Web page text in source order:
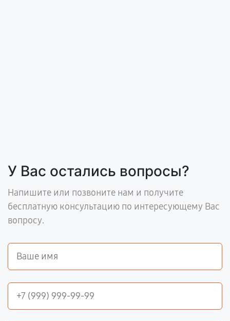
У Вас остались вопросы?
Напишите или позвоните нам и получите
бесплатную консультацию по интересующему Вас
вопросу.